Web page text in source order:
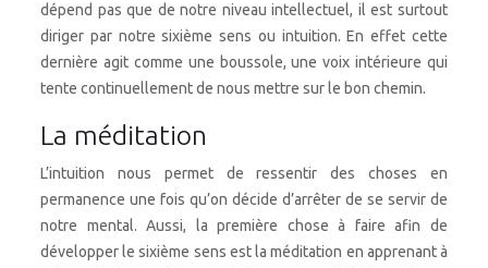
dépend pas que de notre niveau intellectuel, il est surtout
diriger par notre sixième sens ou intuition. En effet cette
dernière agit comme une boussole, une voix intérieure qui
tente continuellement de nous mettre sur le bon chemin.
La méditation
L’intuition nous permet de ressentir des choses en
permanence une fois qu’on décide d’arrêter de se servir de
notre mental. Aussi, la première chose à faire afin de
développer le sixième sens est la méditation en apprenant à